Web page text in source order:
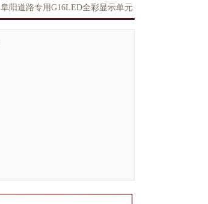
阜阳道路专用G16LED全彩显示单元